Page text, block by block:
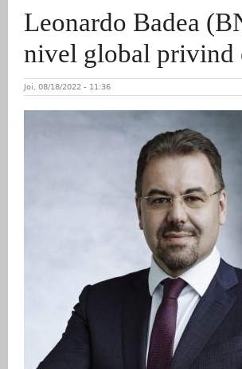
Leonardo Badea
nivel global privind
Joi, 08/18/2022 - 11:36